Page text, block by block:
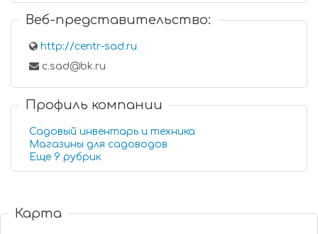
Веб-представительство:
http://centr-sad.ru
c.sad@bk.ru
Профиль компании
Садовый инвентарь и техника
Магазины для садоводов
Еще 9 рубрик
Карта